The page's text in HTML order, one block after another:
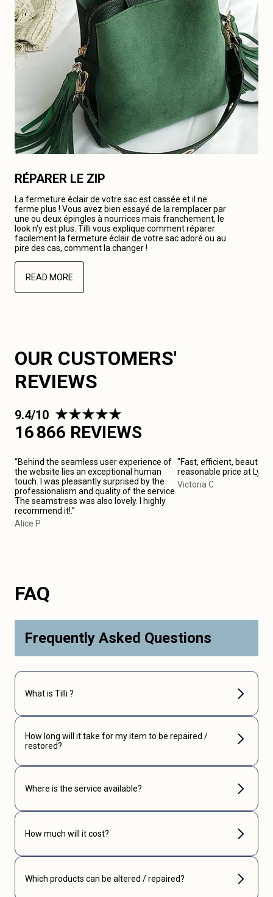
RÉPARER LE ZIP
La fermeture éclair de votre sac est cassée et il ne
ferme plus ! Vous avez bien essayé de la remplacer par
une ou deux épingles à nourrices mais franchement, le
look n‘y est plus. Tilli vous explique comment réparer
facilement la fermeture éclair de votre sac adoré ou au
pire des cas, comment la changer !
READ MORE
OUR CUSTOMERS'
REVIEWS
9.4/10
16 866 REVIEWS
“Behind the seamless user experience of
the website lies an exceptional human
touch. I was pleasantly surprised by the
professionalism and quality of the service.
The seamstress was also lovely. I highly
recommend it!.”
Alice P
"Fast, efficient, beautiful
reasonable price at
Victoria C
FAQ
Frequently Asked Questions
What is Tilli ?
How long will it take for my item to be repaired /
restored?
Where is the service available?
How much will it cost?
Which products can be altered / repaired?